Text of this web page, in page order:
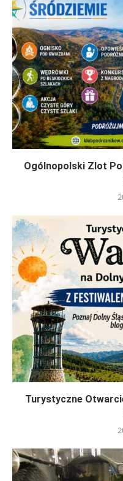
Ogólnopolski Zlot
Turystyczne